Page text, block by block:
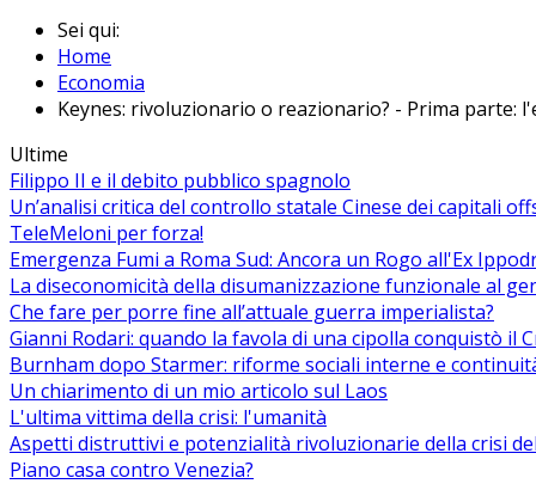
Sei qui:
Home
Economia
Keynes: rivoluzionario o reazionario? - Prima parte:
Ultime
Filippo II e il debito pubblico spagnolo
Un’analisi critica del controllo statale Cinese dei capitali
TeleMeloni per forza!
Emergenza Fumi a Roma Sud: Ancora un Rogo all'Ex
La diseconomicità della disumanizzazione funzionale al
Che fare per porre fine all’attuale guerra imperialista?
Gianni Rodari: quando la favola di una cipolla conquistò il
Burnham dopo Starmer: riforme sociali interne e
Un chiarimento di un mio articolo sul Laos
L'ultima vittima della crisi: l'umanità
Aspetti distruttivi e potenzialità rivoluzionarie della crisi
Piano casa contro Venezia?